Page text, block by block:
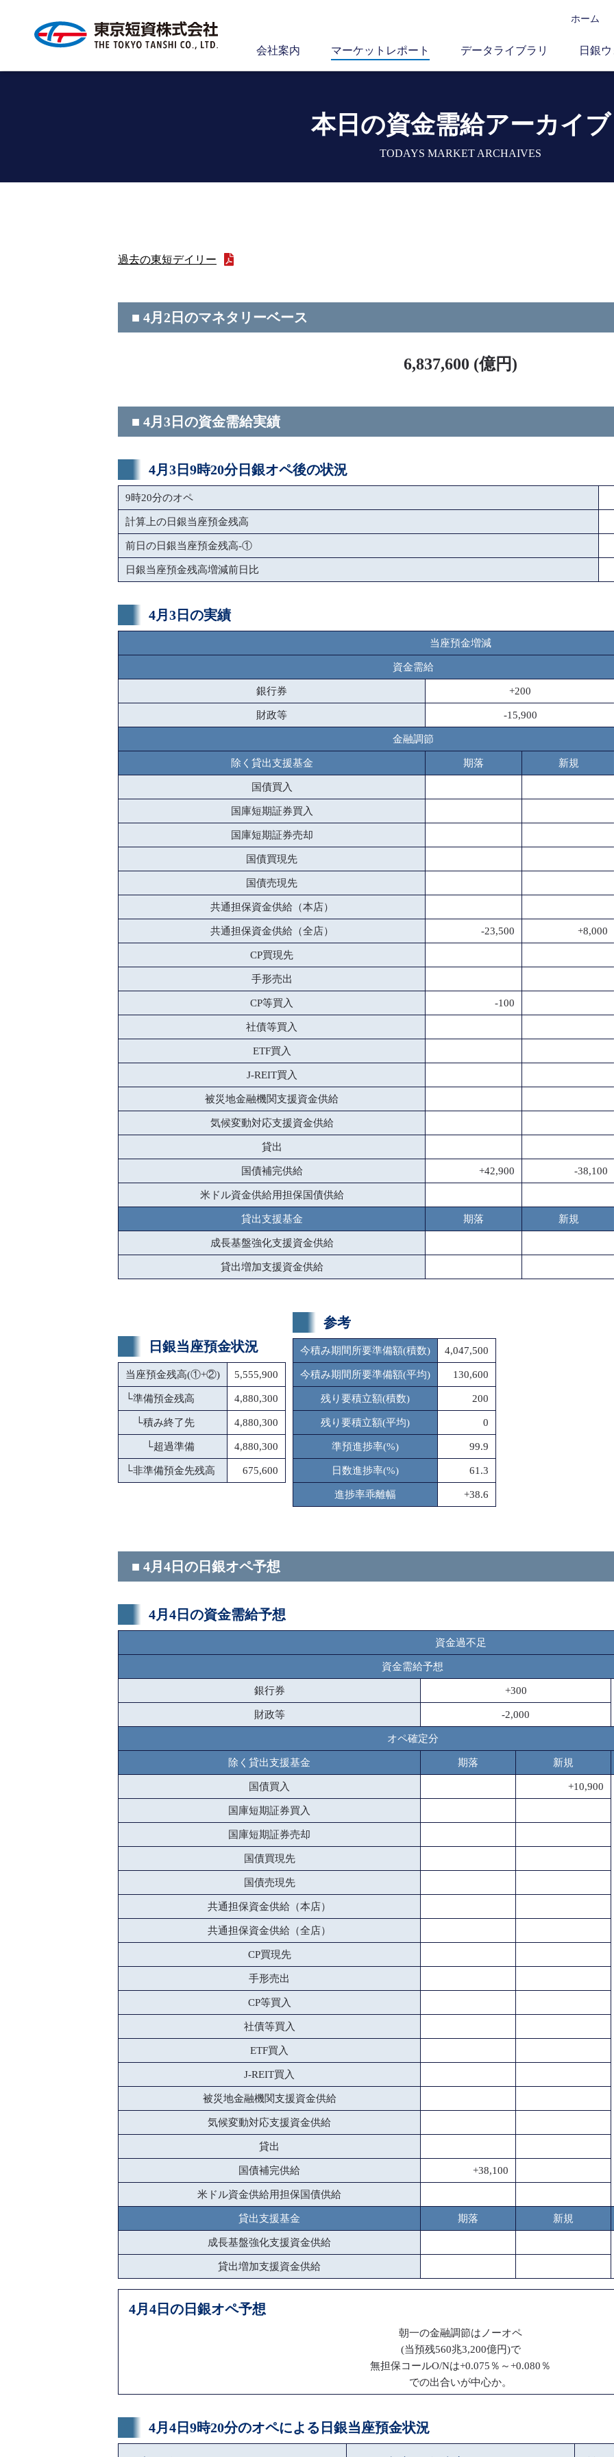
ホーム
会社案内 マーケットレポート データライブラリ 日銀
本日の資金需給アーカイブ
TODAYS MARKET ARCHAIVES
過去の東短デイリー
■ 4月2日のマネタリーベース
6,837,600 (億円)
■ 4月3日の資金需給実績
4月3日9時20分日銀オペ後の状況
9時20分のオペ
計算上の日銀当座預金残高
前日の日銀当座預金残高-①
日銀当座預金残高増減前日比
4月3日の実績
当座預金増減
資金需給
銀行券 +200
財政等 -15,900
金融調節
除く貸出支援基金 期落 新規
国債買入
国庫短期証券買入
国庫短期証券売却
国債買現先
国債売現先
共通担保資金供給（本店）
共通担保資金供給（全店） -23,500 +8,000
CP買現先
手形売出
CP等買入 -100
社債等買入
ETF買入
J-REIT買入
被災地金融機関支援資金供給
気候変動対応支援資金供給
貸出
国債補完供給 +42,900 -38,100
米ドル資金供給用担保国債供給
貸出支援基金 期落 新規
成長基盤強化支援資金供給
貸出増加支援資金供給
日銀当座預金状況
当座預金残高(①+②) 5,555,900
└準備預金残高 4,880,300
└積み終了先 4,880,300
└超過準備 4,880,300
└非準備預金先残高 675,600
参考
今積み期間所要準備額(積数) 4,047,500
今積み期間所要準備額(平均) 130,600
残り要積立額(積数) 200
残り要積立額(平均) 0
準預進捗率(%) 99.9
日数進捗率(%) 61.3
進捗率乖離幅 +38.6
■ 4月4日の日銀オペ予想
4月4日の資金需給予想
資金過不足
資金需給予想
銀行券 +300
財政等 -2,000
オペ確定分
除く貸出支援基金 期落 新規
国債買入 +10,900
国庫短期証券買入
国庫短期証券売却
国債買現先
国債売現先
共通担保資金供給（本店）
共通担保資金供給（全店）
CP買現先
手形売出
CP等買入
社債等買入
ETF買入
J-REIT買入
被災地金融機関支援資金供給
気候変動対応支援資金供給
貸出
国債補完供給 +38,100
米ドル資金供給用担保国債供給
貸出支援基金 期落 新規
成長基盤強化支援資金供給
貸出増加支援資金供給
4月4日の日銀オペ予想
朝一の金融調節はノーオペ
(当預残560兆3,200億円)で
無担保コールO/Nは+0.075％～+0.080％
での出合いが中心か。
4月4日9時20分のオペによる日銀当座預金状況